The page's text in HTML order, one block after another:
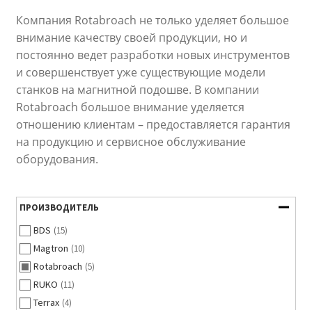
Компания Rotabroach не только уделяет большое
внимание качеству своей продукции, но и
постоянно ведет разработки новых инструментов
и совершенствует уже существующие модели
станков на магнитной подошве. В компании
Rotabroach большое внимание уделяется
отношению клиентам – предоставляется гарантия
на продукцию и сервисное обслуживание
оборудования.
ПРОИЗВОДИТЕЛЬ
BDS (15)
Magtron (10)
Rotabroach (5)
RUKO (11)
Terrax (4)